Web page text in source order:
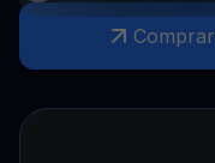
Comprar